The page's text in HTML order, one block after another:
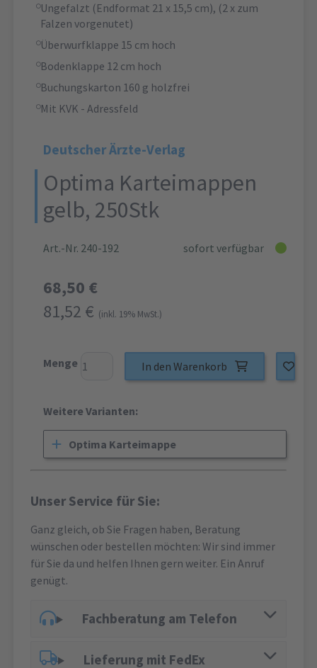
Ungefalzt (Endformat 21 x 15,5 cm), (2 x zum
Falzen vorgenutet)
Überwurfklappe 15 cm hoch
Bodenklappe 12 cm hoch
Buchungskarton 160 g holzfrei
Mit KVK - Adressfeld
Deutscher Ärzte-Verlag
Optima Karteimappen
gelb, 250Stk
Art.-Nr. 240-192 sofort verfügbar
68,50 €
81,52 € (inkl. 19% MwSt.)
Menge In den Warenkorb
Weitere Varianten:
Optima Karteimappe
Unser Service für Sie:
Ganz gleich, ob Sie Fragen haben, Beratung
wünschen oder bestellen möchten: Wir sind immer
für Sie da und helfen Ihnen gern weiter. Ein Anruf
genügt.
Fachberatung am Telefon
Lieferung mit FedEx